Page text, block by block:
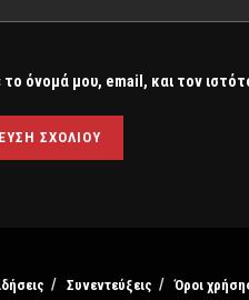
όνομά μου, email, και τον
Συνεντεύξεις Όροι